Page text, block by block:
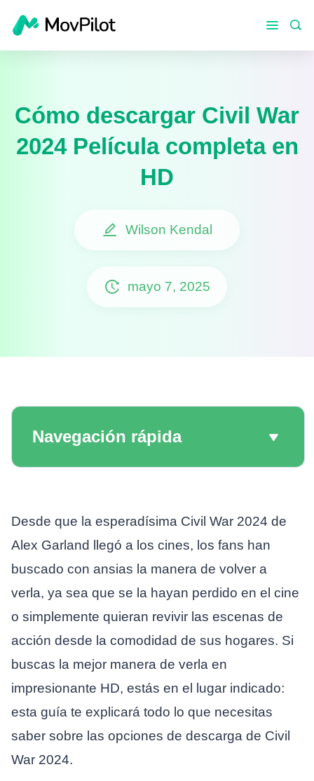
Cómo descargar Civil War
2024 Película completa en
HD
Wilson Kendal
mayo 7, 2025
Navegación rápida
Desde que la esperadísima Civil War 2024 de
Alex Garland llegó a los cines, los fans han
buscado con ansias la manera de volver a
verla, ya sea que se la hayan perdido en el cine
o simplemente quieran revivir las escenas de
acción desde la comodidad de sus hogares. Si
buscas la mejor manera de verla en
impresionante HD, estás en el lugar indicado:
esta guía te explicará todo lo que necesitas
saber sobre las opciones de descarga de Civil
War 2024.